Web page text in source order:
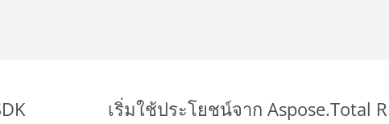
เริ่มใช้ประโยชน์จาก Aspose.Total